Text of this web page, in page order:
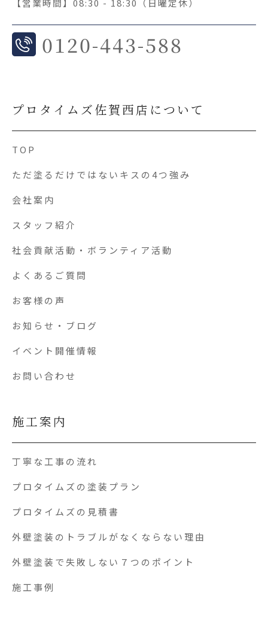
【営業時間】08:30 - 18:30（日曜定休）
0120-443-588
プロタイムズ佐賀西店について
TOP
ただ塗るだけではないキスの4つ強み
会社案内
スタッフ紹介
社会貢献活動・ボランティア活動
よくあるご質問
お客様の声
お知らせ・ブログ
イベント開催情報
お問い合わせ
施工案内
丁寧な工事の流れ
プロタイムズの塗装プラン
プロタイムズの見積書
外壁塗装のトラブルがなくならない理由
外壁塗装で失敗しない７つのポイント
施工事例